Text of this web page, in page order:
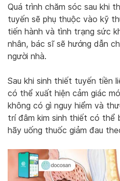
Quá trình chăm sóc sau khi
tuyến sẽ phụ thuộc vào kỹ
tiến hành và tình trạng sức
nhân, bác sĩ sẽ hướng dẫn
người nhà.
Sau khi sinh thiết tuyến tiền
có thể xuất hiện cảm giác
không có gì nguy hiểm và
trí đâm kim sinh thiết có thể
hãy uống thuốc giảm đau